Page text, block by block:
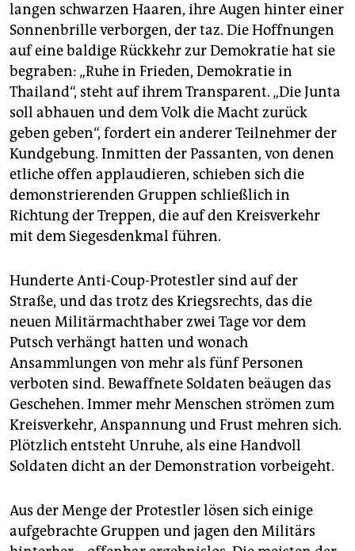
langen schwarzen Haaren, ihre Augen hinter einer
Sonnenbrille verborgen, der taz. Die Hoffnungen
auf eine baldige Rückkehr zur Demokratie hat sie
begraben: „Ruhe in Frieden, Demokratie in
Thailand“, steht auf ihrem Transparent. „Die Junta
soll abhauen und dem Volk die Macht zurück
geben geben“, fordert ein anderer Teilnehmer der
Kundgebung. Inmitten der Passanten, von denen
etliche offen applaudieren, schieben sich die
demonstrierenden Gruppen schließlich in
Richtung der Treppen, die auf den Kreisverkehr
mit dem Siegesdenkmal führen.
Hunderte Anti-Coup-Protestler sind auf der
Straße, und das trotz des Kriegsrechts, das die
neuen Militärmachthaber zwei Tage vor dem
Putsch verhängt hatten und wonach
Ansammlungen von mehr als fünf Personen
verboten sind. Bewaffnete Soldaten beäugen das
Geschehen. Immer mehr Menschen strömen zum
Kreisverkehr, Anspannung und Frust mehren sich.
Plötzlich entsteht Unruhe, als eine Handvoll
Soldaten dicht an der Demonstration vorbeigeht.
Aus der Menge der Protestler lösen sich einige
aufgebrachte Gruppen und jagen den Militärs